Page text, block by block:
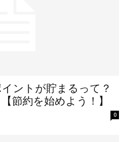
ントが貯まるって？
節約を始めよう！】
0